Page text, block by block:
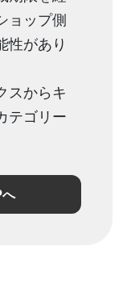
ョップ側
性があり
スからキ
テゴリー